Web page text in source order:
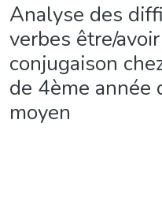
Analyse des
verbes être/
conjugaison
de 4ème année
moyen